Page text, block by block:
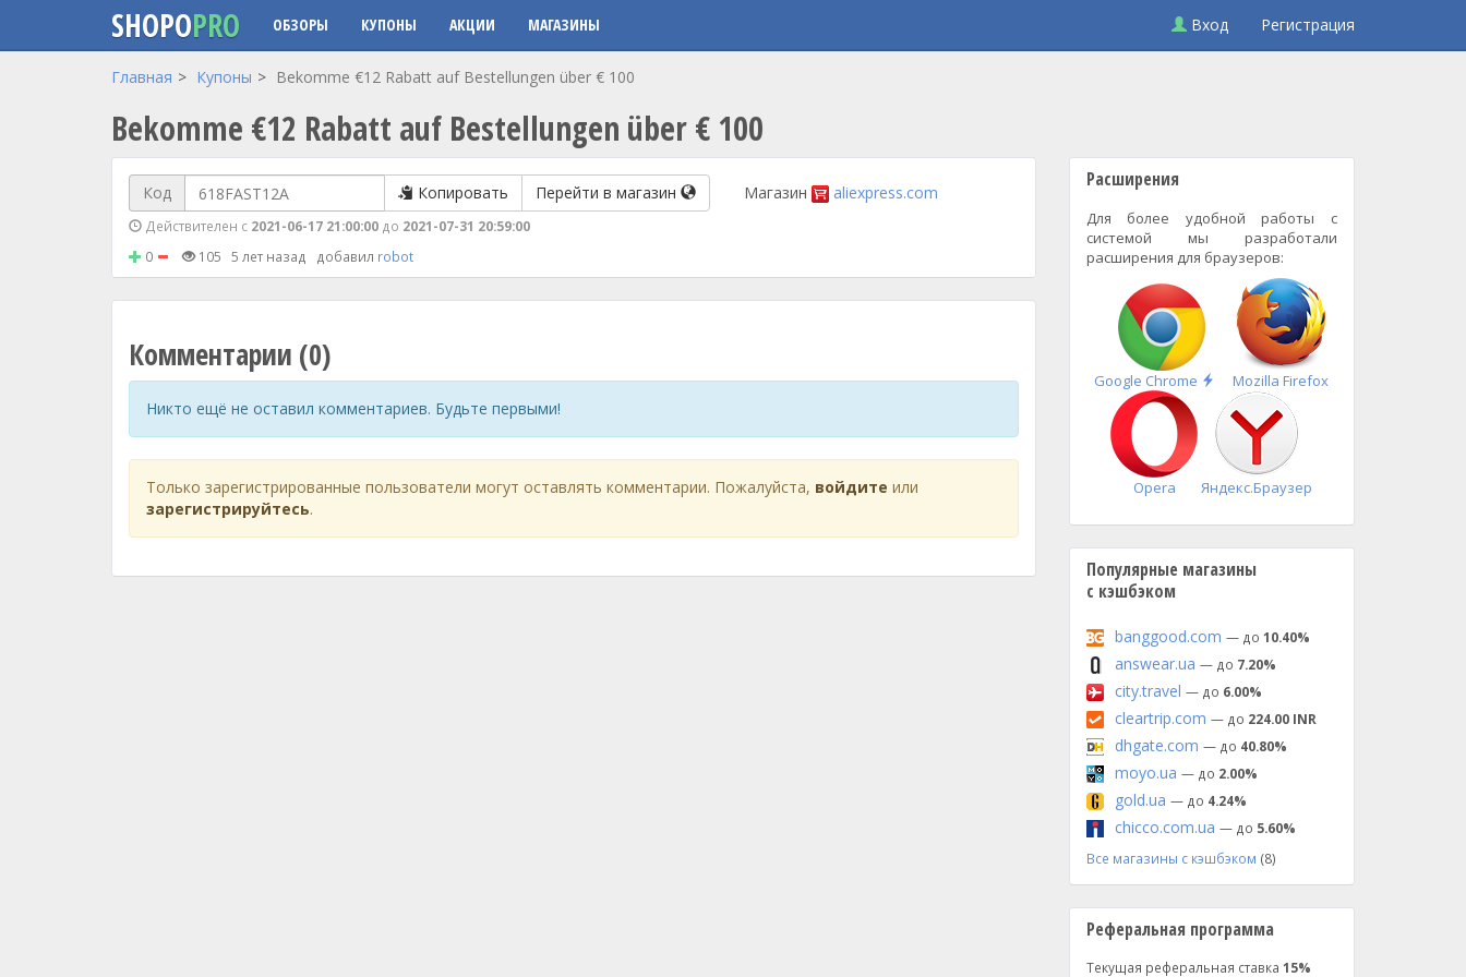
Перейти к основному содержанию
SHOPOPRO ОБЗОРЫ КУПОНЫ АКЦИИ МАГАЗИНЫ Вход Регистрация
Главная Купоны Bekomme €12 Rabatt auf Bestellungen über € 100
Bekomme €12 Rabatt auf Bestellungen über € 100
Код Копировать Перейти в магазин
Действителен с 2021-06-17 21:00:00 до 2021-07-31 20:59:00
Магазин aliexpress.com
0 105 5 лет назад добавил robot
Комментарии (0)
Никто ещё не оставил комментариев. Будьте первыми!
Только зарегистрированные пользователи могут оставлять комментарии. Пожалуйста, войдите или
зарегистрируйтесь.
Расширения
Для более удобной работы с
системой мы разработали
расширения для браузеров:
Google Chrome
Быстрая
установка
Mozilla Firefox
Opera Яндекс.Браузер
Популярные магазины
с кэшбэком
banggood.com — до 10.40%
answear.ua — до 7.20%
city.travel — до 6.00%
cleartrip.com — до 224.00 INR
dhgate.com — до 40.80%
moyo.ua — до 2.00%
gold.ua — до 4.24%
chicco.com.ua — до 5.60%
Все магазины с кэшбэком (8)
Реферальная программа
Текущая реферальная ставка 15%